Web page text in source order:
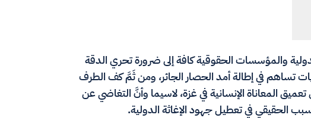
والمؤسسات الحقوقية كافة إلى ضرورة تحري الدقة
تساهم في إطالة أمد الحصار الجائر، ومن ثَمَّ كف الطرف
المعاناة الإنسانية في غزة، لاسيما وأنَّ التغاضي عن
الحقيقي في تعطيل جهود الإغاثة الدولية.